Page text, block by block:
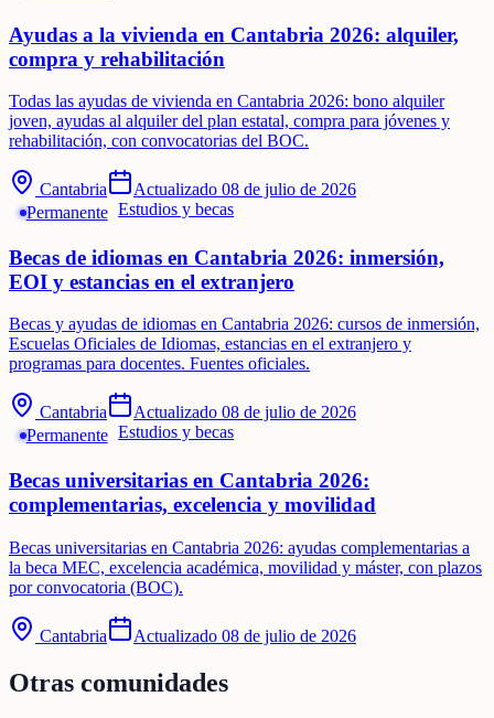
Ayudas a la vivienda en Cantabria 2026: alquiler,
compra y rehabilitación
Todas las ayudas de vivienda en Cantabria 2026: bono alquiler
joven, ayudas al alquiler del plan estatal, compra para jóvenes y
rehabilitación, con convocatorias del BOC.
Cantabria Actualizado 08 de julio de 2026
Permanente Estudios y becas
Becas de idiomas en Cantabria 2026: inmersión,
EOI y estancias en el extranjero
Becas y ayudas de idiomas en Cantabria 2026: cursos de inmersión,
Escuelas Oficiales de Idiomas, estancias en el extranjero y
programas para docentes. Fuentes oficiales.
Cantabria Actualizado 08 de julio de 2026
Permanente Estudios y becas
Becas universitarias en Cantabria 2026:
complementarias, excelencia y movilidad
Becas universitarias en Cantabria 2026: ayudas complementarias a
la beca MEC, excelencia académica, movilidad y máster, con plazos
por convocatoria (BOC).
Cantabria Actualizado 08 de julio de 2026
Otras comunidades